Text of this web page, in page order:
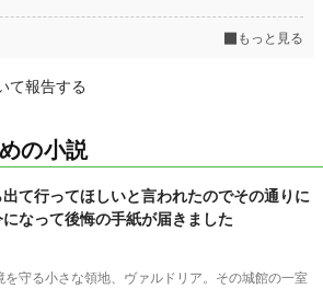
もっと見る
て報告する
の小説
出て行ってほしいと言われたのでその通りに
になって後悔の手紙が届きました
守る小さな領地、ヴァルドリア。その城館の一室